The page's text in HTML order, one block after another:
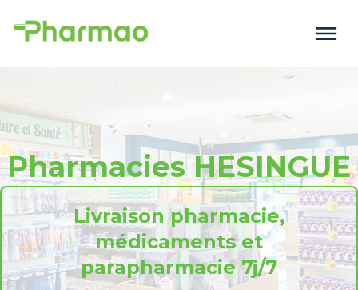
Pharmacies HESINGUE
Livraison pharmacie,
médicaments et
parapharmacie 7j/7